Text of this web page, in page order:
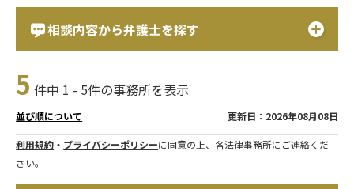
相談内容から弁護士を探す
5 件中 1 - 5件の事務所を表示
並び順について 更新日：2026年08月08日
利用規約 ・ プライバシーポリシーに同意の上、各法律事務所にご連絡くだ
さい。